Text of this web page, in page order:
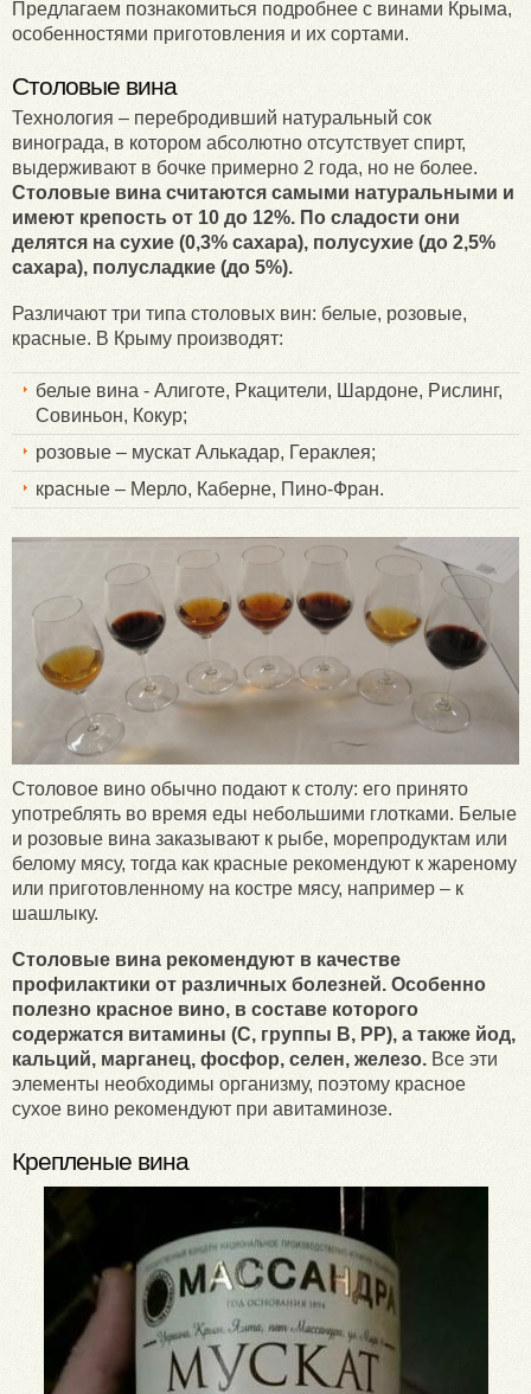
Предлагаем познакомиться подробнее с винами Крыма,
особенностями приготовления и их сортами.
Столовые вина
Технология – перебродивший натуральный сок
винограда, в котором абсолютно отсутствует спирт,
выдерживают в бочке примерно 2 года, но не более.
Столовые вина считаются самыми натуральными и
имеют крепость от 10 до 12%. По сладости они
делятся на сухие (0,3% сахара), полусухие (до 2,5%
сахара), полусладкие (до 5%).
Различают три типа столовых вин: белые, розовые,
красные. В Крыму производят:
белые вина - Алиготе, Ркацители, Шардоне, Рислинг,
Совиньон, Кокур;
розовые – мускат Алькадар, Гераклея;
красные – Мерло, Каберне, Пино-Фран.
Столовое вино обычно подают к столу: его принято
употреблять во время еды небольшими глотками. Белые
и розовые вина заказывают к рыбе, морепродуктам или
белому мясу, тогда как красные рекомендуют к жареному
или приготовленному на костре мясу, например – к
шашлыку.
Столовые вина рекомендуют в качестве
профилактики от различных болезней. Особенно
полезно красное вино, в составе которого
содержатся витамины (С, группы В, РР), а также йод,
кальций, марганец, фосфор, селен, железо. Все эти
элементы необходимы организму, поэтому красное
сухое вино рекомендуют при авитаминозе.
Крепленые вина